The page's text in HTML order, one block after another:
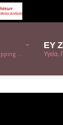
...
ΕΥ
Υγεία,